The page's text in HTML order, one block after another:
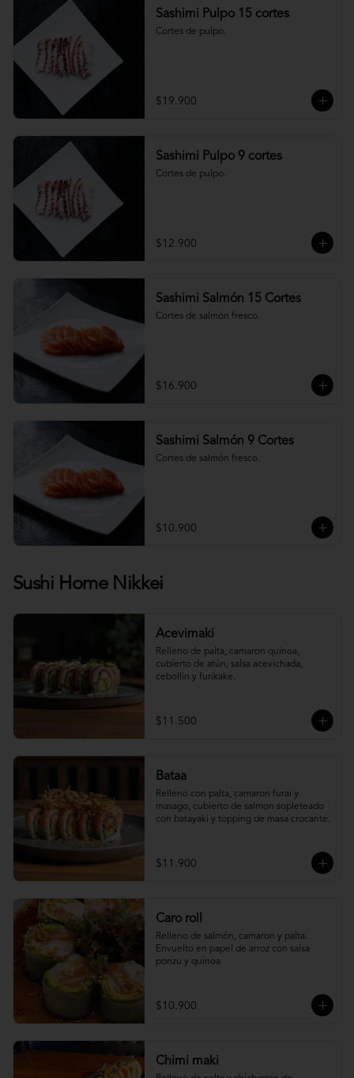
Sashimi Pulpo 15 cortes
Cortes de pulpo.
$19.900
Sashimi Pulpo 9 cortes
Cortes de pulpo.
$12.900
Sashimi Salmón 15 Cortes
Cortes de salmón fresco.
$16.900
Sashimi Salmón 9 Cortes
Cortes de salmón fresco.
$10.900
Sushi Home Nikkei
Acevimaki
Relleno de palta, camaron quinoa,
cubierto de atún, salsa acevichada,
cebollin y furikake.
$11.500
Bataa
Relleno con palta, camaron furai y
masago, cubierto de salmon sopleteado
con batayaki y topping de masa crocante.
$11.900
Caro roll
Relleno de salmón, camaron y palta.
Envuelto en papel de arroz con salsa
ponzu y quinoa
$10.900
Chimi maki